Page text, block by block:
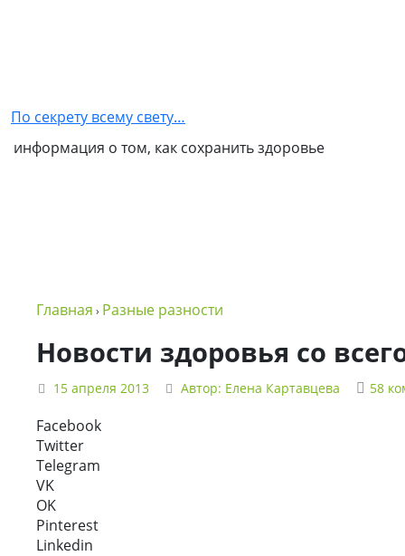
партнером
NSP
в
NSP
Политика
конфиденциальности
По секрету всему свету…
информация о том, как сохранить здоровье
Главная › Разные разности
Новости здоровья со
15 апреля 2013 Автор: Елена Картавцева 58
Facebook
Twitter
Telegram
VK
OK
Pinterest
Linkedin